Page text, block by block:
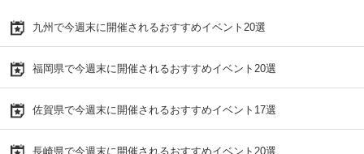
九州で今週末に開催されるおすすめイベント20選
福岡県で今週末に開催されるおすすめイベント20選
佐賀県で今週末に開催されるおすすめイベント17選
長崎県で今週末に開催されるおすすめイベント20選